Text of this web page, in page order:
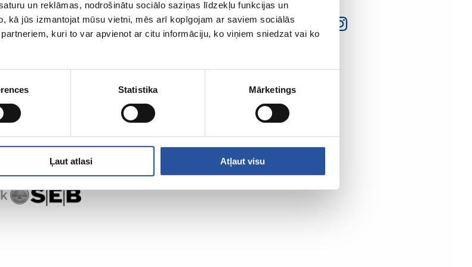
un reklāmas, nodrošinātu sociālo saziņas līdzekļu funkcijas un
kā jūs izmantojat mūsu vietni, mēs arī kopīgojam ar saviem sociālās
kuri to var apvienot ar citu informāciju, ko viņiem sniedzat vai ko
Statistika Mārketings
Ļaut atlasi Atļaut visu